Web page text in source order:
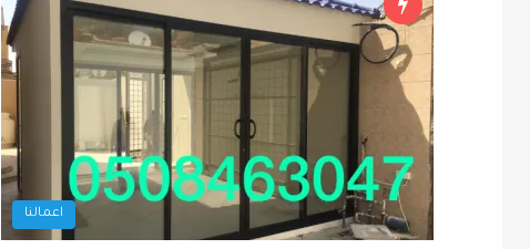
اعمالنا